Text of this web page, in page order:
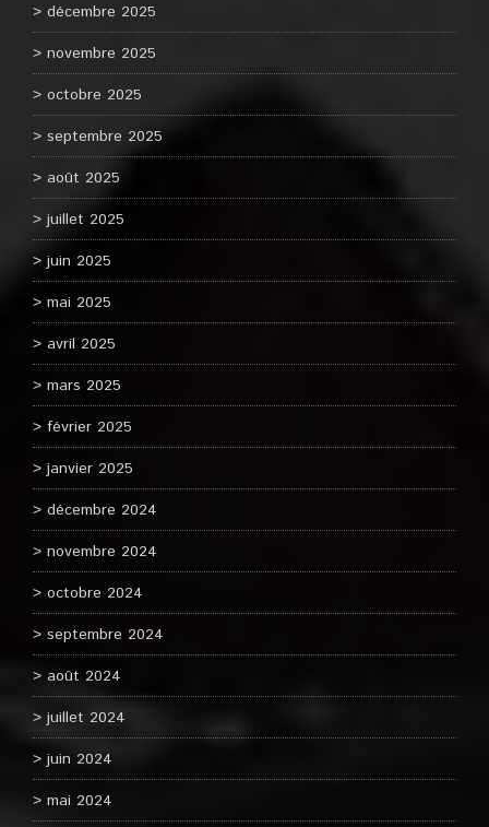
décembre 2025
novembre 2025
octobre 2025
septembre 2025
août 2025
juillet 2025
juin 2025
mai 2025
avril 2025
mars 2025
février 2025
janvier 2025
décembre 2024
novembre 2024
octobre 2024
septembre 2024
août 2024
juillet 2024
juin 2024
mai 2024